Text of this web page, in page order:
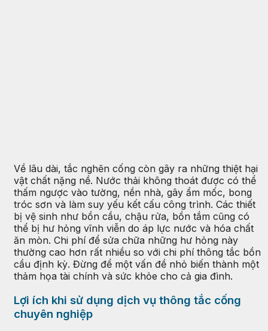
Về lâu dài, tắc nghẽn cống còn gây ra những thiệt hại
vật chất nặng nề. Nước thải không thoát được có thể
thấm ngược vào tường, nền nhà, gây ẩm mốc, bong
tróc sơn và làm suy yếu kết cấu công trình. Các thiết
bị vệ sinh như bồn cầu, chậu rửa, bồn tắm cũng có
thể bị hư hỏng vĩnh viễn do áp lực nước và hóa chất
ăn mòn. Chi phí để sửa chữa những hư hỏng này
thường cao hơn rất nhiều so với chi phí thông tắc bồn
cầu định kỳ. Đừng để một vấn đề nhỏ biến thành một
thảm họa tài chính và sức khỏe cho cả gia đình.
Lợi ích khi sử dụng dịch vụ thông tắc cống
chuyên nghiệp